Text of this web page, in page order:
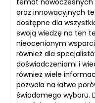
oraz innowacyjnych
dostępne dla
swoją wiedzę na ten
nieocenionym
również dla
doświadczeniami i
również wiele
pozwala na łatwe
świadomego wyboru.